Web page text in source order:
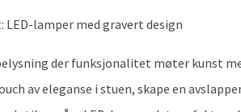
LED-lamper med gravert design
der funksjonalitet møter kunst
av eleganse i stuen, skape en